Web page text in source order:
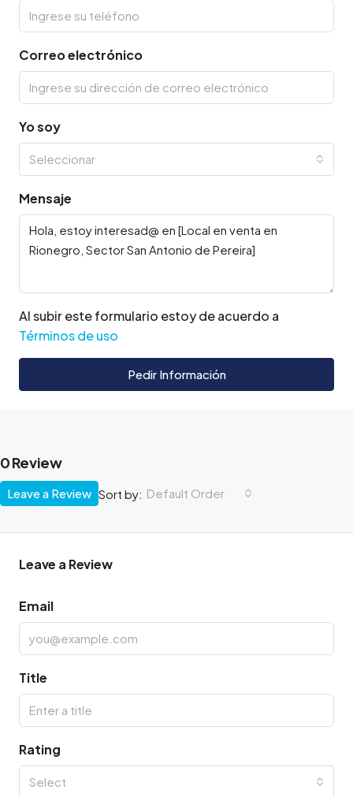
Correo electrónico
Yo soy
Seleccionar
Mensaje
Al subir este formulario estoy de acuerdo a
Términos de uso
Pedir Información
0 Review
Sort by: Default Order
Leave a Review
Leave a Review
Email
Title
Rating
Select